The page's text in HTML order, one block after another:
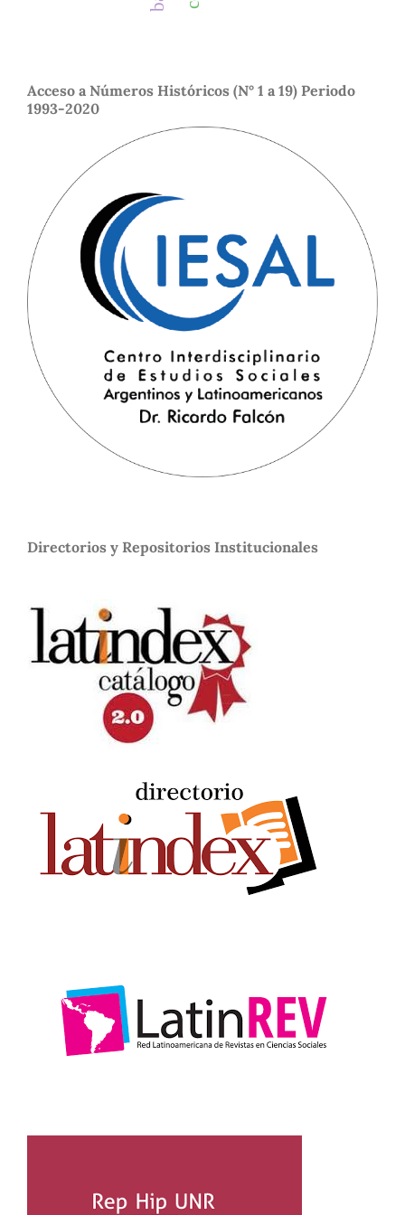
Acceso a Números Históricos (N° 1 a 19) Periodo
1993-2020
Directorios y Repositorios Institucionales